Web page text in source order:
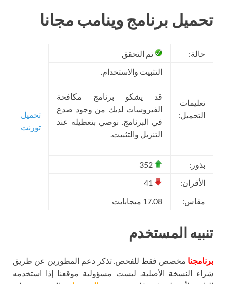
تحميل برنامج وينامب مجانا
حالة: تم التحقق
تحميل
تورنت
تعليمات
التحميل:
التثبيت والاستخدام.
قد يشكو برنامج مكافحة
الفيروسات لديك من وجود صدع
في البرنامج. نوصي بتعطيله عند
التنزيل والتثبيت.
بذور:
الأقران:
مقاس:
17.08 ميجابايت
تنبيه المستخدم
برنامجنا مخصص فقط للفحص. تذكر دعم المطورين عن طريق
شراء النسخة الأصلية. ليست مسؤولية موقعنا إذا استخدمه